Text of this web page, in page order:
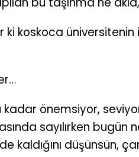
ki koskoca üniversitenin
kadar önemsiyor,
sayılırken bugün
kaldığını düşünsün,